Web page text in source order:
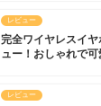
レビュー
完全ワイヤレスイ
ュー！おしゃれで可
レビュー